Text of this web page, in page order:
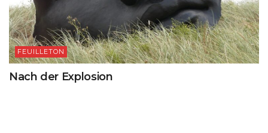
FEUILLETON
Nach der Explosion